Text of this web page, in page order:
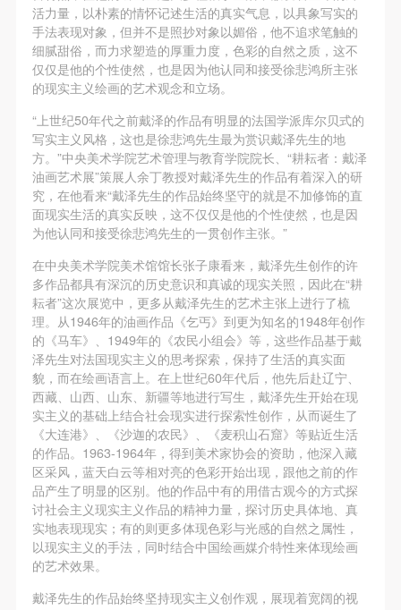
活力量，以朴素的情怀记述生活的真实气息，以具象写实的
手法表现对象，但并不是照抄对象以媚俗，他不追求笔触的
细腻甜俗，而力求塑造的厚重力度，色彩的自然之质，这不
仅仅是他的个性使然，也是因为他认同和接受徐悲鸿所主张
的现实主义绘画的艺术观念和立场。
“上世纪50年代之前戴泽的作品有明显的法国学派库尔贝式的
写实主义风格，这也是徐悲鸿先生最为赏识戴泽先生的地
方。”中央美术学院艺术管理与教育学院院长、“耕耘者：戴泽
油画艺术展”策展人余丁教授对戴泽先生的作品有着深入的研
究，在他看来“戴泽先生的作品始终坚守的就是不加修饰的直
面现实生活的真实反映，这不仅仅是他的个性使然，也是因
为他认同和接受徐悲鸿先生的一贯创作主张。”
在中央美术学院美术馆馆长张子康看来，戴泽先生创作的许
多作品都具有深沉的历史意识和真诚的现实关照，因此在“耕
耘者”这次展览中，更多从戴泽先生的艺术主张上进行了梳
理。从1946年的油画作品《乞丐》到更为知名的1948年创作
的《马车》、1949年的《农民小组会》等，这些作品基于戴
泽先生对法国现实主义的思考探索，保持了生活的真实面
貌，而在绘画语言上。在上世纪60年代后，他先后赴辽宁、
西藏、山西、山东、新疆等地进行写生，戴泽先生开始在现
实主义的基础上结合社会现实进行探索性创作，从而诞生了
《大连港》、《沙迦的农民》、《麦积山石窟》等贴近生活
的作品。1963-1964年，得到美术家协会的资助，他深入藏
区采风，蓝天白云等相对亮的色彩开始出现，跟他之前的作
品产生了明显的区别。他的作品中有的用借古观今的方式探
讨社会主义现实主义作品的精神力量，探讨历史具体地、真
实地表现现实；有的则更多体现色彩与光感的自然之属性，
以现实主义的手法，同时结合中国绘画媒介特性来体现绘画
的艺术效果。
戴泽先生的作品始终坚持现实主义创作观，展现着宽阔的视
使用肖像的媒介限于不损害甲方肖像权的任何媒介
（如杂志、网络等）。
三、肖像权使用期限
永久使用。
四、许可使用费用
带有甲方肖像作品的拍摄费用由乙方承担。
乙方于拍摄完带有甲方肖像的作品无需支付甲方任何
费用。
附则
（1）、本协议未尽事宜，经双方友好协商后可作为
本协议的补充协议，并不得违反相关法律法规规定。
（2）、本协议自甲乙双方签字（盖章）、勾选之日
起生效。
（3）、本协议包括纸质档和电子档，纸质档—式二
份，甲乙双方各执一份，均具有同等法律效力。
活动参与者意味着接受并承担本协议的全部义务，未
同意者意味着放弃参加此次活动的权利。凡参加这次
活动前，必须事先与自己的家属沟通，取得家属同
意，同时知晓并同意本免责声明。参加者签名/勾选
后，视作其家属也已知晓并同意。
我已认真阅读上述条款，并且同意。
使用肖像的媒介限于不损害甲方肖像权的任何媒介
（如杂志、网络等）。
三、肖像权使用期限
永久使用。
四、许可使用费用
带有甲方肖像作品的拍摄费用由乙方承担。
乙方于拍摄完带有甲方肖像的作品无需支付甲方任何
费用。
附则
（1）、本协议未尽事宜，经双方友好协商后可作为
本协议的补充协议，并不得违反相关法律法规规定。
（2）、本协议自甲乙双方签字（盖章）、勾选之日
起生效。
（3）、本协议包括纸质档和电子档，纸质档—式二
份，甲乙双方各执一份，均具有同等法律效力。
活动参与者意味着接受并承担本协议的全部义务，未
同意者意味着放弃参加此次活动的权利。凡参加这次
活动前，必须事先与自己的家属沟通，取得家属同
意，同时知晓并同意本免责声明。参加者签名/勾选
后，视作其家属也已知晓并同意。
我已认真阅读上述条款，并且同意。
使用肖像的媒介限于不损害甲方肖像权的任何媒介
（如杂志、网络等）。
三、肖像权使用期限
永久使用。
四、许可使用费用
带有甲方肖像作品的拍摄费用由乙方承担。
乙方于拍摄完带有甲方肖像的作品无需支付甲方任何
费用。
附则
（1）、本协议未尽事宜，经双方友好协商后可作为
本协议的补充协议，并不得违反相关法律法规规定。
（2）、本协议自甲乙双方签字（盖章）、勾选之日
起生效。
（3）、本协议包括纸质档和电子档，纸质档—式二
份，甲乙双方各执一份，均具有同等法律效力。
活动参与者意味着接受并承担本协议的全部义务，未
同意者意味着放弃参加此次活动的权利。凡参加这次
活动前，必须事先与自己的家属沟通，取得家属同
意，同时知晓并同意本免责声明。参加者签名/勾选
后，视作其家属也已知晓并同意。
我已认真阅读上述条款，并且同意。